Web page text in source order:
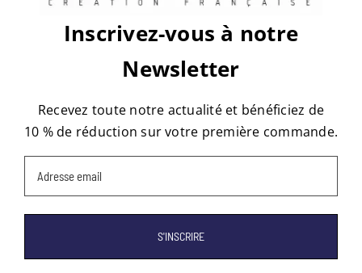
Facebook
X RedditLinkedInWhatsApp
TumblrPinterestVk Email
Inscrivez-vous à notre
Newsletter
Recevez toute notre actualité et bénéficiez de
10 % de réduction sur votre première commande.